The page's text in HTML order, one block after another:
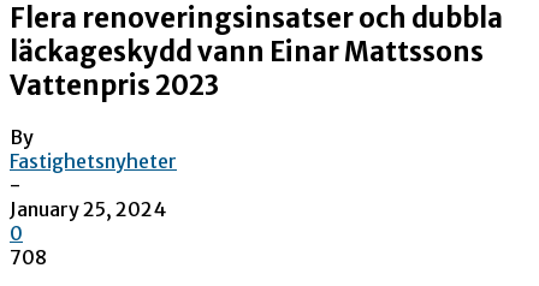
Flera renoveringsinsatser och dubbla
läckageskydd vann Einar Mattssons
Vattenpris 2023
By
Fastighetsnyheter
-
January 25, 2024
0
708